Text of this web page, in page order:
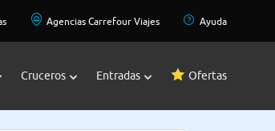
Agencias Carrefour Viajes Ayuda
Cruceros Entradas Ofertas